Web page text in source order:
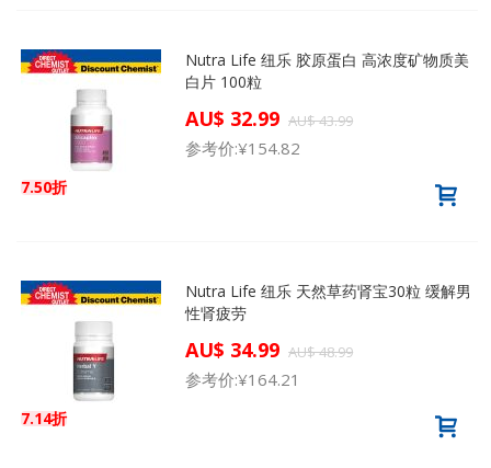
7.50折
Nutra Life 纽乐 胶原蛋白 高浓度矿物质美
白片 100粒
AU$ 32.99 AU$ 43.99
参考价:¥154.82
7.14折
Nutra Life 纽乐 天然草药肾宝30粒 缓解男
性肾疲劳
AU$ 34.99 AU$ 48.99
参考价:¥164.21